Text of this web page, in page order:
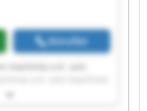
Anrufen
machines e.K. soni
soni machines e.K. soni